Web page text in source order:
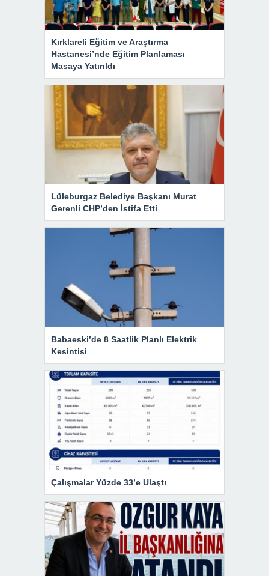
Kırklareli Eğitim ve Araştırma
Hastanesi’nde Eğitim Planlaması
Masaya Yatırıldı
Lüleburgaz Belediye Başkanı Murat
Gerenli CHP’den İstifa Etti
Babaeski’de 8 Saatlik Planlı Elektrik
Kesintisi
Çalışmalar Yüzde 33’e Ulaştı